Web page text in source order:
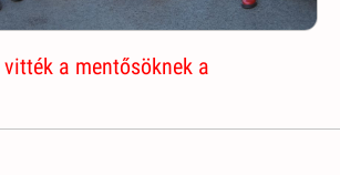
a mentősöknek a